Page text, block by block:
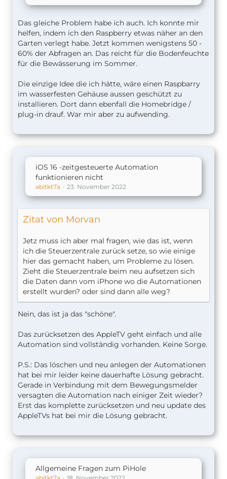
Das gleiche Problem habe ich auch. Ich konnte mir
helfen, indem ich den Raspberry etwas näher an den
Garten verlegt habe. Jetzt kommen wenigstens 50 -
60% der Abfragen an. Das reicht für die Bodenfeuchte
für die Bewässerung im Sommer.
Die einzige Idee die ich hätte, wäre einen Raspbarry
im wasserfesten Gehäuse aussen geschützt zu
installieren. Dort dann ebenfall die Homebridge /
plug-in drauf. War mir aber zu aufwending.
iOS 16 -zeitgesteuerte Automation
funktionieren nicht
abitkt7a 23. November 2022
Zitat von Morvan
Jetz muss ich aber mal fragen, wie das ist, wenn
ich die Steuerzentrale zurück setze, so wie einige
hier das gemacht haben, um Probleme zu lösen.
Zieht die Steuerzentrale beim neu aufsetzen sich
die Daten dann vom iPhone wo die Automationen
erstellt wurden? oder sind dann alle weg?
Nein, das ist ja das "schöne".
Das zurücksetzen des AppleTV geht einfach und alle
Automation sind vollständig vorhanden. Keine Sorge.
P.S.: Das löschen und neu anlegen der Automationen
hat bei mir leider keine dauerhafte Lösung gebracht.
Gerade in Verbindung mit dem Bewegungsmelder
versagten die Automation nach einiger Zeit wieder?
Erst das komplette zurücksetzen und neu update des
AppleTVs hat bei mir die Lösung gebracht.
Allgemeine Fragen zum PiHole